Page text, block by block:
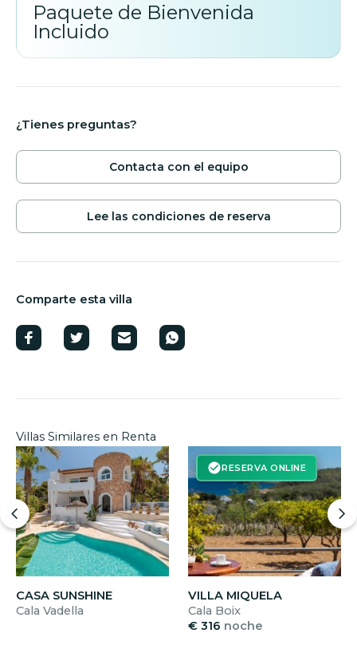
Paquete de Bienvenida
Incluido
¿Tienes preguntas?
Contacta con el equipo
Lee las condiciones de reserva
Comparte esta villa
Villas Similares en Renta
CASA SUNSHINE
Cala Vadella
RESERVA ONLINE
VILLA MIQUELA
Cala Boix
€ 316 noche